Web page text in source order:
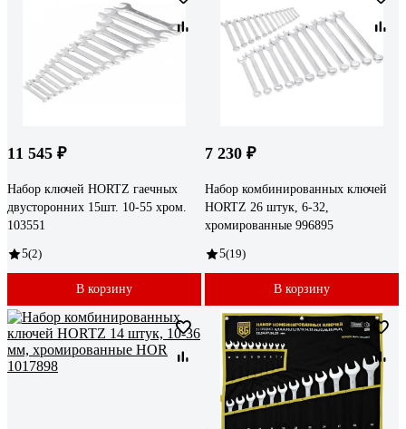
11 545 ₽
Набор ключей HORTZ гаечных
двусторонних 15шт. 10-55 хром.
103551
5(2)
В корзину
7 230 ₽
Набор комбинированных ключей
HORTZ 26 штук, 6-32,
хромированные 996895
5(19)
В корзину